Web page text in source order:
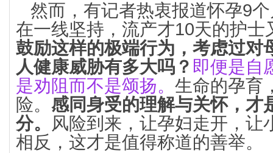
然而，有记者热衷报道怀孕9
在一线坚持，流产才10天的护
鼓励这样的极端行为，考虑过对
人健康威胁有多大吗？ 即便是自
是劝阻而不是颂扬。 生命的孕育
险。 感同身受的理解与关怀，才
分。
风险到来，让孕妇走开，让
相反，这才是值得称道的善举。